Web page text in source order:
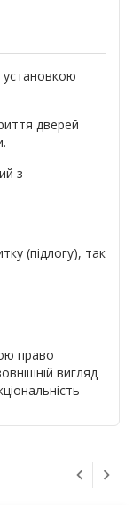
установкою
дверей
з
(підлогу), так
право
вигляд